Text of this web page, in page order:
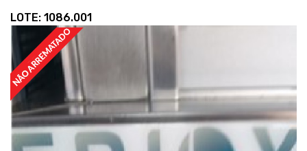
LOTE: 1086.001